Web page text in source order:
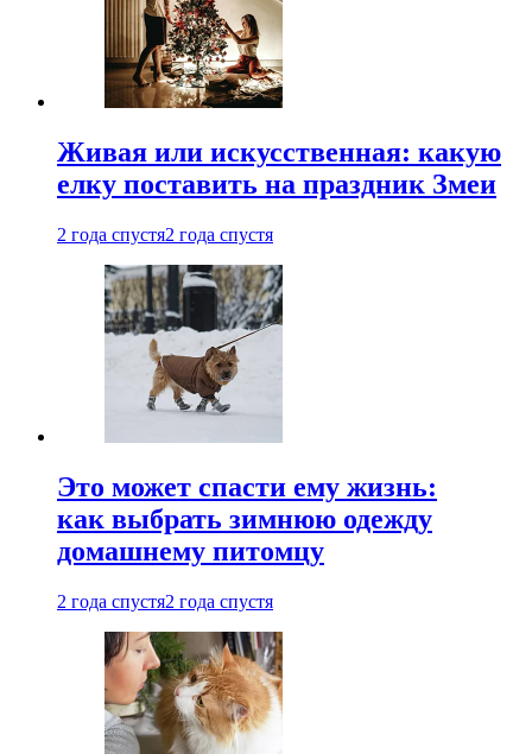
Живая или искусственная: какую
елку поставить на праздник Змеи
2 года спустя2 года спустя
Это может спасти ему жизнь:
как выбрать зимнюю одежду
домашнему питомцу
2 года спустя2 года спустя